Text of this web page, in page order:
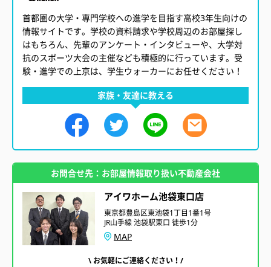
家族・友達に教える
首都圏の大学・専門学校への進学を目指す高校3年生向けの
情報サイトです。学校の資料請求や学校周辺のお部屋探し
はもちろん、先輩のアンケート・インタビューや、大学対
抗のスポーツ大会の主催なども積極的に行っています。受
験・進学での上京は、学生ウォーカーにお任せください！
お問合せ先：お部屋情報取り扱い不動産会社
アイワホーム池袋東口店
東京都豊島区東池袋1丁目1番1号
JR山手線 池袋駅東口 徒歩1分
MAP
\ お気軽にご連絡ください！/